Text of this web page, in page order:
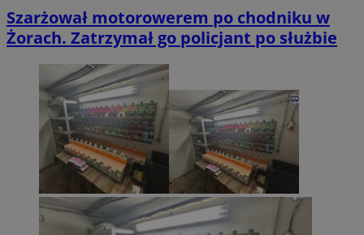
Szarżował motorowerem po chodniku w
Żorach. Zatrzymał go policjant po służbie